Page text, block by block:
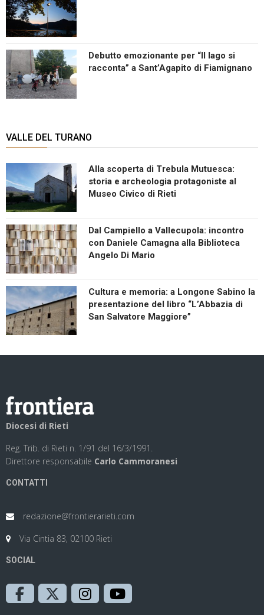
Debutto emozionante per “Il lago si
racconta” a Sant’Agapito di Fiamignano
VALLE DEL TURANO
Alla scoperta di Trebula Mutuesca:
storia e archeologia protagoniste al
Museo Civico di Rieti
Dal Campiello a Vallecupola: incontro
con Daniele Camagna alla Biblioteca
Angelo Di Mario
Cultura e memoria: a Longone Sabino la
presentazione del libro “L’Abbazia di
San Salvatore Maggiore”
Diocesi di Rieti
Reg. Trib. di Rieti n. 1/91 del 16/3/1991.
Direttore responsabile Carlo Cammoranesi
CONTATTI
redazione@frontierarieti.com
Via Cintia 83, 02100 Rieti
SOCIAL